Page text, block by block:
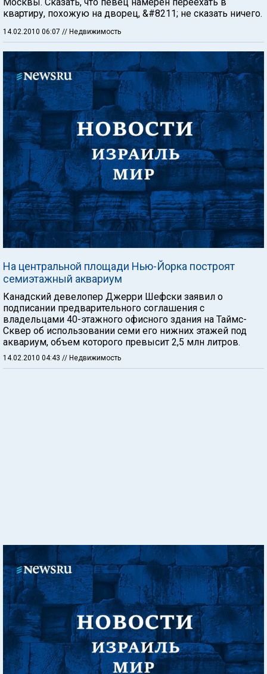
квартиру, похожую на дворец, &#8211; не сказать ничего.
14.02.2010 06:07 // Недвижимость
На центральной площади Нью-Йорка построят
семиэтажный аквариум
Канадский девелопер Джерри Шефски заявил о
подписании предварительного соглашения с
владельцами 40-этажного офисного здания на Таймс-
Сквер об использовании семи его нижних этажей под
аквариум, объем которого превысит 2,5 млн литров.
14.02.2010 04:43 // Недвижимость